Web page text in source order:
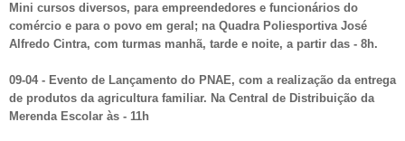
Mini cursos diversos, para empreendedores e funcionários do
comércio e para o povo em geral; na Quadra Poliesportiva José
Alfredo Cintra, com turmas manhã, tarde e noite, a partir das - 8h.
09-04 - Evento de Lançamento do PNAE, com a realização da entrega
de produtos da agricultura familiar. Na Central de Distribuição da
Merenda Escolar às - 11h